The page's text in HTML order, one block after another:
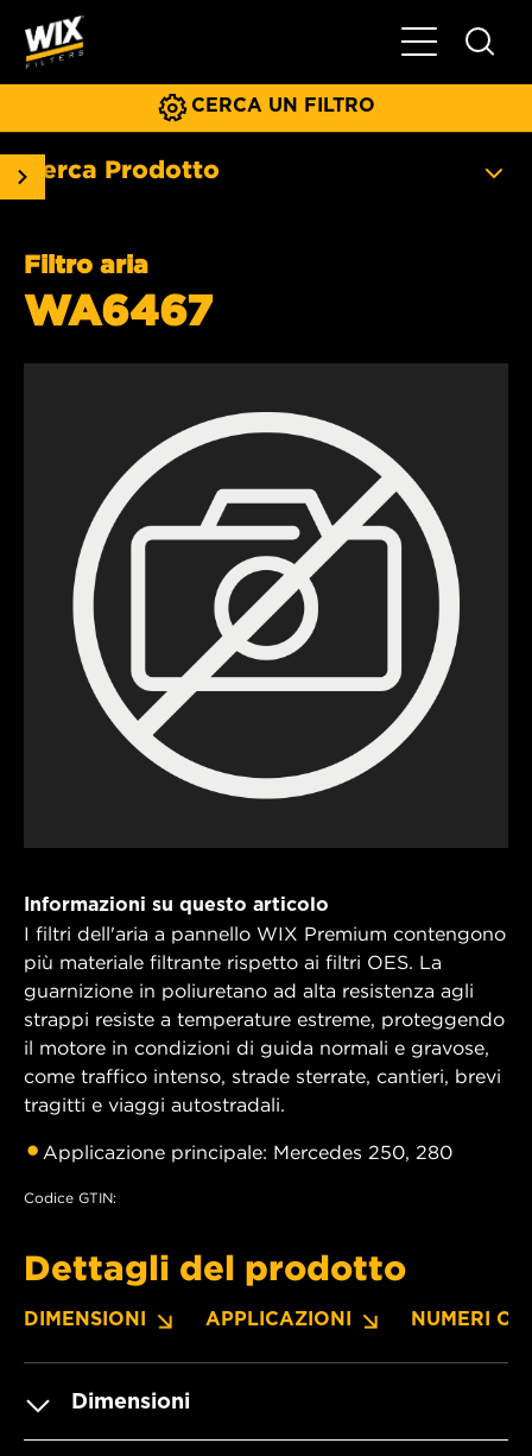
Menu
CERCA UN FILTRO
Cerca Prodotto
Filtro aria
WA6467
Informazioni su questo articolo
I filtri dell'aria a pannello WIX Premium contengono
più materiale filtrante rispetto ai filtri OES. La
guarnizione in poliuretano ad alta resistenza agli
strappi resiste a temperature estreme, proteggendo
il motore in condizioni di guida normali e gravose,
come traffico intenso, strade sterrate, cantieri, brevi
tragitti e viaggi autostradali.
Applicazione principale: Mercedes 250, 280
Codice GTIN:
Dettagli del prodotto
DIMENSIONI APPLICAZIONI NUMERI OE
Dimensioni